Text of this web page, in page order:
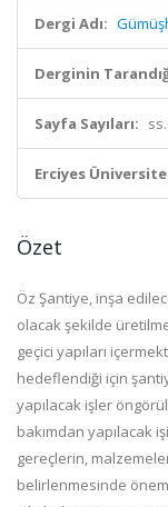
Dergi Adı:
Derginin
Sayfa Sayıları:
Erciyes
Özet
Öz Şantiye, inşa
olacak şekilde
geçici yapıları
hedeflendiği için
yapılacak işler
bakımdan yapılacak
gereçlerin,
belirlenmesinde